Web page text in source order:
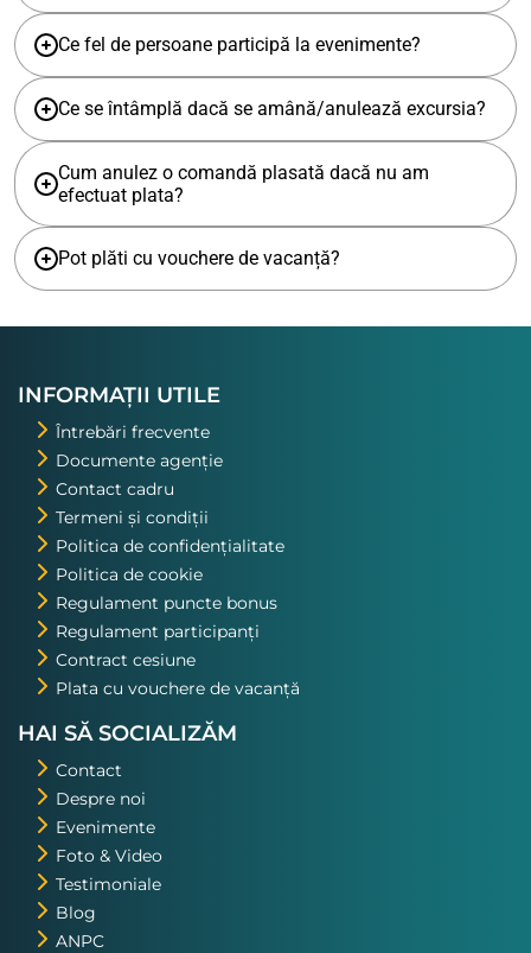
Ce fel de persoane participă la evenimente?
Ce se întâmplă dacă se amână/anulează excursia?
Cum anulez o comandă plasată dacă nu am
efectuat plata?
Pot plăti cu vouchere de vacanță?
INFORMAȚII UTILE
Întrebări frecvente
Documente agenție
Contact cadru
Termeni și condiții
Politica de confidențialitate
Politica de cookie
Regulament puncte bonus
Regulament participanți
Contract cesiune
Plata cu vouchere de vacanță
HAI SĂ SOCIALIZĂM
Contact
Despre noi
Evenimente
Foto & Video
Testimoniale
Blog
ANPC